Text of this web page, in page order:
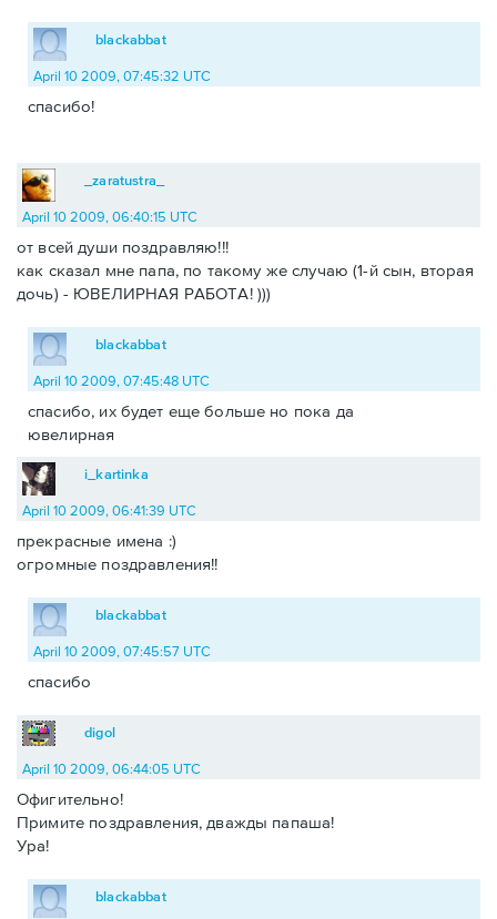
blackabbat
April 10 2009, 07:45:32 UTC
спасибо!
_zaratustra_
April 10 2009, 06:40:15 UTC
от всей души поздравляю!!!
как сказал мне папа, по такому же случаю (1-й сын, вторая
дочь) - ЮВЕЛИРНАЯ РАБОТА! )))
blackabbat
April 10 2009, 07:45:48 UTC
спасибо, их будет еще больше но пока да
ювелирная
i_kartinka
April 10 2009, 06:41:39 UTC
прекрасные имена :)
огромные поздравления!!
blackabbat
April 10 2009, 07:45:57 UTC
спасибо
digol
April 10 2009, 06:44:05 UTC
Офигительно!
Примите поздравления, дважды папаша!
Ура!
blackabbat